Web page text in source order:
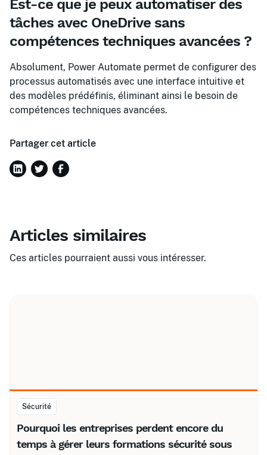
Est-ce que je peux automatiser des
tâches avec OneDrive sans
compétences techniques avancées ?
Absolument, Power Automate permet de configurer des
processus automatisés avec une interface intuitive et
des modèles prédéfinis, éliminant ainsi le besoin de
compétences techniques avancées.
Partager cet article
Articles similaires
Ces articles pourraient aussi vous intéresser.
Sécurité
Pourquoi les entreprises perdent encore du
temps à gérer leurs formations sécurité sous